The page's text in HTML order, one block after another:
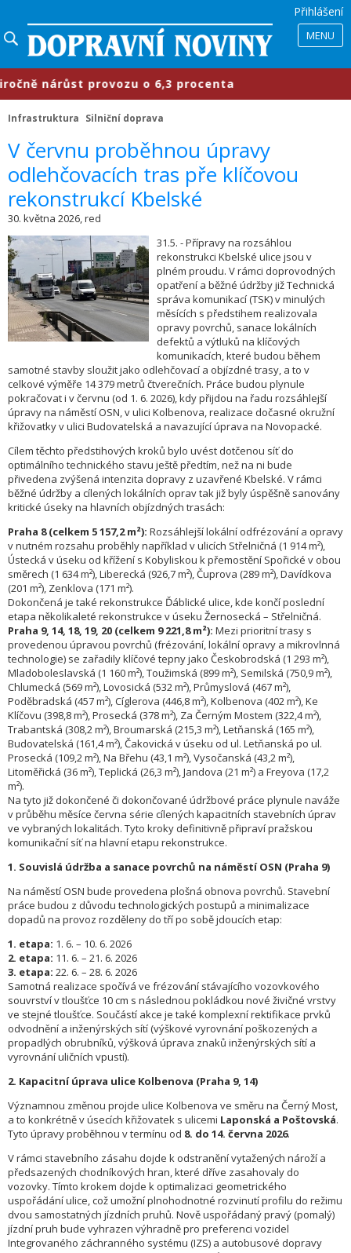
Přihlášení
MENU
provozu o 6,3 procenta
Infrastruktura Silniční doprava
​V červnu proběhnou úpravy
odlehčovacích tras pře klíčovou
rekonstrukcí Kbelské
30. května 2026, red
31.5. - Přípravy na rozsáhlou
rekonstrukci Kbelské ulice jsou v
plném proudu. V rámci doprovodných
opatření a běžné údržby již Technická
správa komunikací (TSK) v minulých
měsících s předstihem realizovala
opravy povrchů, sanace lokálních
defektů a výtluků na klíčových
komunikacích, které budou během
samotné stavby sloužit jako odlehčovací a objízdné trasy, a to v
celkové výměře 14 379 metrů čtverečních. Práce budou plynule
pokračovat i v červnu (od 1. 6. 2026), kdy přijdou na řadu rozsáhlejší
úpravy na náměstí OSN, v ulici Kolbenova, realizace dočasné okružní
křižovatky v ulici Budovatelská a navazující úprava na Novopacké.
Cílem těchto předstihových kroků bylo uvést dotčenou síť do
optimálního technického stavu ještě předtím, než na ni bude
přivedena zvýšená intenzita dopravy z uzavřené Kbelské. V rámci
běžné údržby a cílených lokálních oprav tak již byly úspěšně sanovány
kritické úseky na hlavních objízdných trasách:
Praha 8 (celkem 5 157,2 m²): Rozsáhlejší lokální odfrézování a opravy
v nutném rozsahu proběhly například v ulicích Střelničná (1 914 m²),
Ústecká v úseku od křížení s Kobyliskou k přemostění Spořické v obou
směrech (1 634 m²), Liberecká (926,7 m²), Čuprova (289 m²), Davídkova
(201 m²), Zenklova (171 m²).
Dokončená je také rekonstrukce Ďáblické ulice, kde končí poslední
etapa několikaleté rekonstrukce v úseku Žernosecká – Střelničná.
Praha 9, 14, 18, 19, 20 (celkem 9 221,8 m²): Mezi prioritní trasy s
provedenou úpravou povrchů (frézování, lokální opravy a mikrovlnná
technologie) se zařadily klíčové tepny jako Českobrodská (1 293 m²),
Mladoboleslavská (1 160 m²), Toužimská (899 m²), Semilská (750,9 m²),
Chlumecká (569 m²), Lovosická (532 m²), Průmyslová (467 m²),
Poděbradská (457 m²), Cíglerova (446,8 m²), Kolbenova (402 m²), Ke
Klíčovu (398,8 m²), Prosecká (378 m²), Za Černým Mostem (322,4 m²),
Trabantská (308,2 m²), Broumarská (215,3 m²), Letňanská (165 m²),
Budovatelská (161,4 m²), Čakovická v úseku od ul. Letňanská po ul.
Prosecká (109,2 m²), Na Břehu (43,1 m²), Vysočanská (43,2 m²),
Litoměřická (36 m²), Teplická (26,3 m²), Jandova (21 m²) a Freyova (17,2
m²).
Na tyto již dokončené či dokončované údržbové práce plynule naváže
v průběhu měsíce června série cílených kapacitních stavebních úprav
ve vybraných lokalitách. Tyto kroky definitivně připraví pražskou
komunikační síť na hlavní etapu rekonstrukce.
1. Souvislá údržba a sanace povrchů na náměstí OSN (Praha 9)
Na náměstí OSN bude provedena plošná obnova povrchů. Stavební
práce budou z důvodu technologických postupů a minimalizace
dopadů na provoz rozděleny do tří po sobě jdoucích etap:
1. etapa: 1. 6. – 10. 6. 2026
2. etapa: 11. 6. – 21. 6. 2026
3. etapa: 22. 6. – 28. 6. 2026
Samotná realizace spočívá ve frézování stávajícího vozovkového
souvrství v tloušťce 10 cm s následnou pokládkou nové živičné vrstvy
ve stejné tloušťce. Součástí akce je také komplexní rektifikace prvků
odvodnění a inženýrských sítí (výškové vyrovnání poškozených a
propadlých obrubníků, výšková úprava znaků inženýrských sítí a
vyrovnání uličních vpustí).
2. Kapacitní úprava ulice Kolbenova (Praha 9, 14)
Významnou změnou projde ulice Kolbenova ve směru na Černý Most,
a to konkrétně v úsecích křižovatek s ulicemi Laponská a Poštovská.
Tyto úpravy proběhnou v termínu od 8. do 14. června 2026.
V rámci stavebního zásahu dojde k odstranění vytažených nároží a
předsazených chodníkových hran, které dříve zasahovaly do
vozovky. Tímto krokem dojde k optimalizaci geometrického
uspořádání ulice, což umožní plnohodnotné rozvinutí profilu do režimu
dvou samostatných jízdních pruhů. Nově uspořádaný pravý (pomalý)
jízdní pruh bude vyhrazen výhradně pro preferenci vozidel
Integrovaného záchranného systému (IZS) a autobusové dopravy